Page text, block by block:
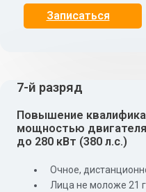
Записаться
7-й разряд
Повышение
мощностью
до 280 кВт (380 л.с.)
Очное,
Лица не моложе 21